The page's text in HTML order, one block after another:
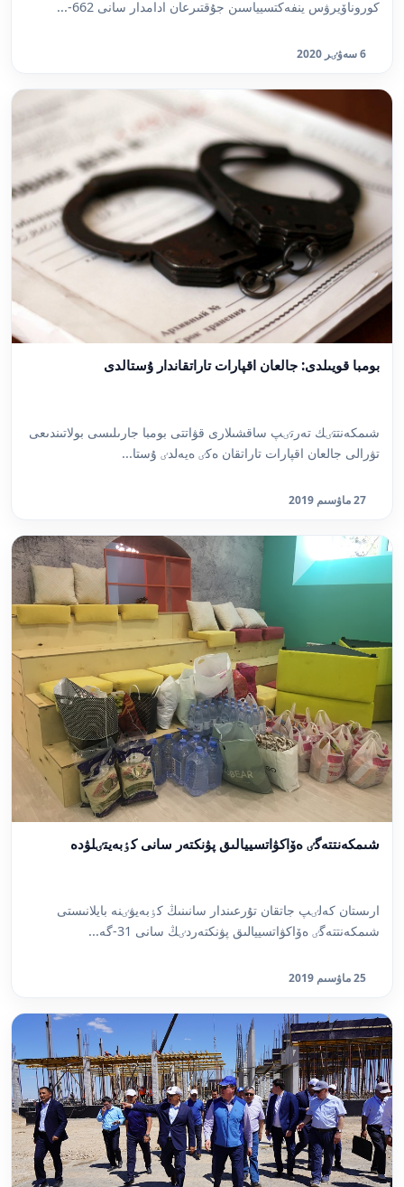
كوروناۆيرۋس ينفەكتسيياسىن جۇقتىرعان ادامدار سانى 662-...
6 سەۋٸر 2020
بومبا قويىلدى: جالعان اقپارات تاراتقاندار ۇستالدى
شىمكەنتتٸك تەرتٸپ ساقشىلارى قۋاتتى بومبا جارىلىسى بولاتىندىعى
تۋرالى جالعان اقپارات تاراتقان ەكٸ ەيەلدٸ ۇستا...
27 ماۋسىم 2019
شىمكەنتتەگٸ ەۆاكۋاتسييالىق پۋنكتەر سانى كٶبەيتٸلۋدە
ارىستان كەلٸپ جاتقان تۇرعىندار سانىنىڭ كٶبەيۋٸنە بايلانىستى
شىمكەنتتەگٸ ەۆاكۋاتسييالىق پۋنكتەردٸڭ سانى 31-گە...
25 ماۋسىم 2019